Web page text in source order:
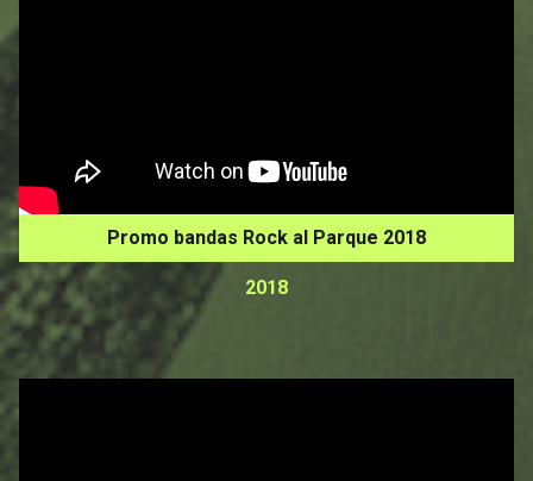
Promo bandas Rock al Parque 2018
2018